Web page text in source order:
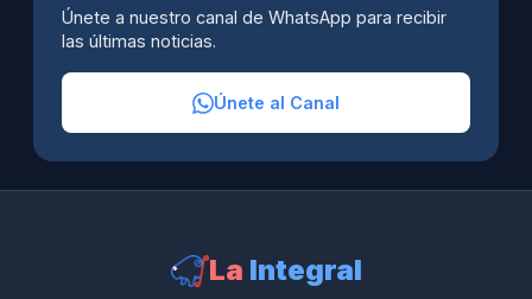
Únete a nuestro canal de WhatsApp para recibir
las últimas noticias.
Únete al Canal
La Integral